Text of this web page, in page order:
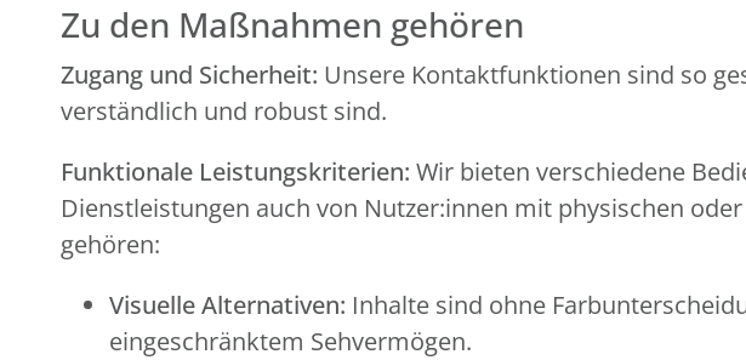
Zu den Maßnahmen gehören
Zugang und Sicherheit: Unsere Kontaktfunktionen sind so
verständlich und robust sind.
Funktionale Leistungskriterien: Wir bieten verschiedene
Dienstleistungen auch von Nutzer:innen mit physischen
gehören:
Visuelle Alternativen: Inhalte sind ohne
eingeschränktem Sehvermögen.